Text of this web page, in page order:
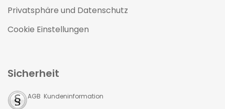
Privatsphäre und Datenschutz
Cookie Einstellungen
Sicherheit
AGB Kundeninformation